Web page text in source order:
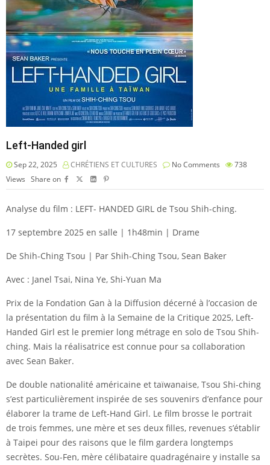
Left-Handed girl
Sep 22, 2025 CHRÉTIENS ET CULTURES No Comments
738
Views Share on
Analyse du film : LEFT- HANDED GIRL de Tsou Shih-ching.
17 septembre 2025 en salle | 1h48min | Drame
De Shih-Ching Tsou | Par Shih-Ching Tsou, Sean Baker
Avec : Janel Tsai, Nina Ye, Shi-Yuan Ma
Prix de la Fondation Gan à la Diffusion décerné à l’occasion de
la présentation du film à la Semaine de la Critique 2025, Left-
Handed Girl est le premier long métrage en solo de Tsou Shih-
ching. Mais la réalisatrice est connue pour sa collaboration
avec Sean Baker.
De double nationalité américaine et taïwanaise, Tsou Shi-ching
s’est particulièrement inspirée de ses souvenirs d’enfance pour
élaborer la trame de Left-Hand Girl. Le film brosse le portrait
de trois femmes, une mère et ses deux filles, revenues s’établir
à Taipei pour des raisons que le film gardera longtemps
secrètes. Sou-Fen, mère célibataire quadragénaire y installe sa